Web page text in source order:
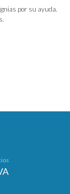
por su ayuda.